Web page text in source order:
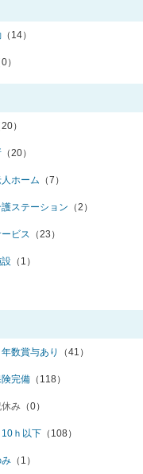
（14）
0）
20）
（20）
ホーム （7）
ステーション （2）
ビス （23）
（1）
数賞与あり （41）
完備 （118）
み （0）
ｈ以下 （108）
（1）